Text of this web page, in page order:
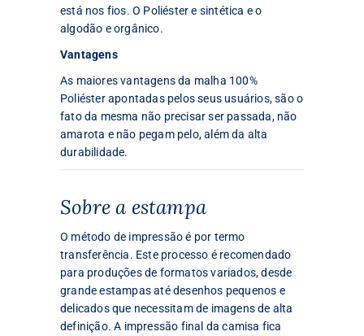
está nos fios. O Poliéster e sintética e o
algodão e orgânico.
Vantagens
As maiores vantagens da malha 100%
Poliéster apontadas pelos seus usuários, são o
fato da mesma não precisar ser passada, não
amarota e não pegam pelo, além da alta
durabilidade.
Sobre a estampa
O método de impressão é por termo
transferência. Este processo é recomendado
para produções de formatos variados, desde
grande estampas até desenhos pequenos e
delicados que necessitam de imagens de alta
definição. A impressão final da camisa fica